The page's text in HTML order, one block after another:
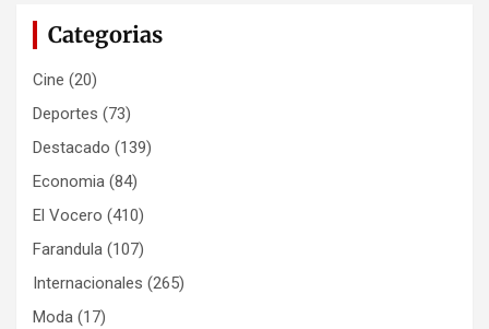
Categorias
Cine (20)
Deportes (73)
Destacado (139)
Economia (84)
El Vocero (410)
Farandula (107)
Internacionales (265)
Moda (17)